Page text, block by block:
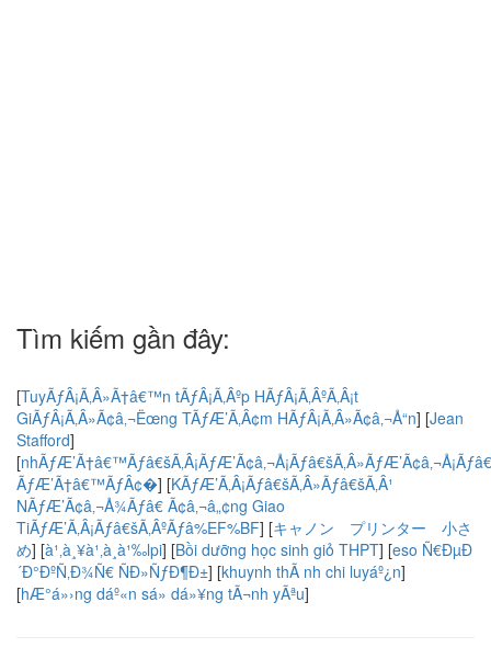
Tìm kiếm gần đây:
[TuyÃƒÂ¡Ã‚Â»Ã†â€™n tÃƒÂ¡Ã‚Âºp HÃƒÂ¡Ã‚ÂºÃ‚Â¡t
GiÃƒÂ¡Ã‚Â»Ã¢â‚¬Ëœng TÃƒÆ’Ã‚Â¢m HÃƒÂ¡Ã‚Â»Ã¢â‚¬Å“n] [Jean
Stafford]
[
ÃƒÆ’Ã†â€™ÃƒÂ¢�] [KÃƒÆ’Ã‚Â¡Ãƒâ€šÃ‚Â»Ãƒâ€šÃ‚Â¹
NÃƒÆ’Ã¢â‚¬Å¾Ãƒâ€ Ã¢â‚¬â„¢ng Giao
TiÃƒÆ’Ã‚Â¡Ãƒâ€šÃ‚ÂºÃƒâ%EF%BF] [キャノン プリンター 小さ
め] [à¹‚à¸¥à¹‚à¸à¹‰lpi] [Bồi dưỡng học sinh giỏ THPT] [eso Ñ€ÐµÐ
´Ð°ÐºÑ‚Ð¾Ñ€ ÑÐ»ÑƒÐ¶Ð±] [khuynh thÃ nh chi luyáº¿n]
[hÆ°á»›ng dáº«n sá»­ dá»¥ng tÃ¬nh yÃªu]